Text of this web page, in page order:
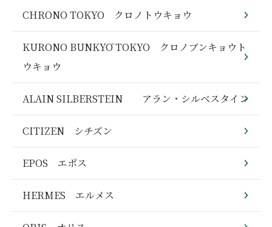
CHRONO TOKYO クロノトウキョウ
KURONO BUNKYŌ TOKYO クロノブンキョウト
ウキョウ
ALAIN SILBERSTEIN アラン・シルベスタイン
CITIZEN シチズン
EPOS エポス
HERMES エルメス